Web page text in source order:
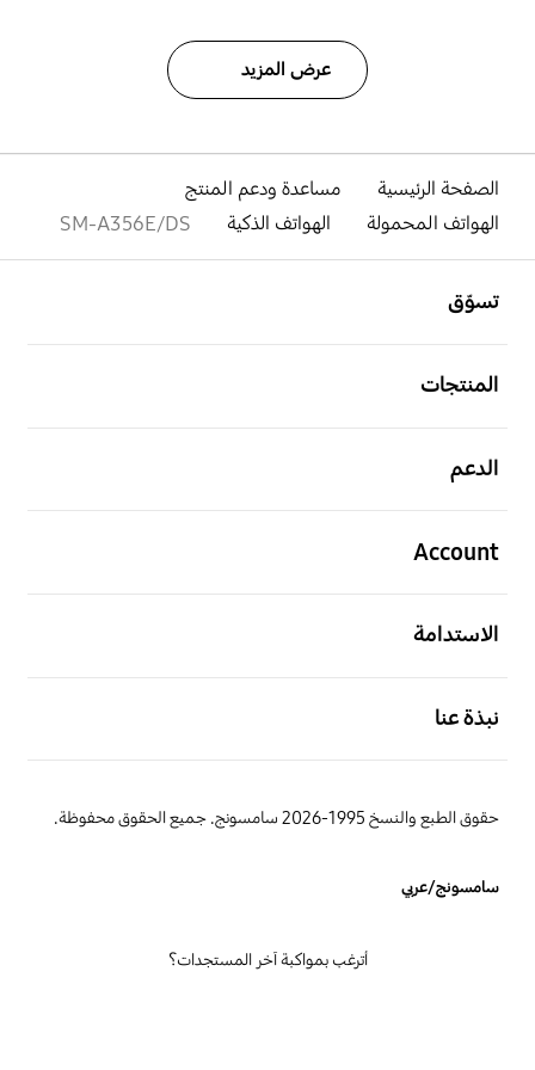
عرض المزيد
الصفحة الرئيسية
مساعدة ودعم المنتج
الهواتف المحمولة
الهواتف الذكية SM-A356E/DS
تسوّق
المنتجات
الدعم
Account
الاستدامة
نبذة عنا
حقوق الطبع والنسخ 1995-2026 سامسونج. جميع الحقوق محفوظة.
سامسونج/عربي
أترغب بمواكبة آخر المستجدات؟